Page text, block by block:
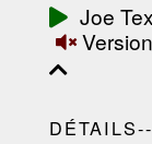
Joe
Version